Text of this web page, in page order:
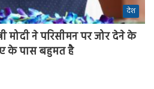
देश
मोदी ने परिसीमन पर जोर देने के
के पास बहुमत है